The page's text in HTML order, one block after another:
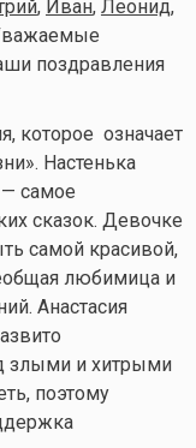
, Иван, Леонид,
поздравления
которое означает
Настенька
самое
сказок. Девочке
самой красивой,
любимица и
Анастасия
злыми и хитрыми
поэтому